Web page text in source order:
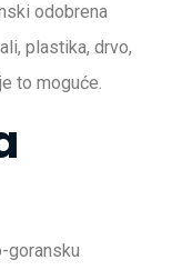
odobrena
plastika, drvo,
to moguće.
goransku